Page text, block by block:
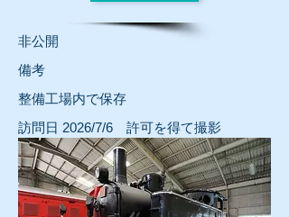
​非公開
​備考
整備工場内で保存
訪問日 2026/7/6 許可を得て撮影